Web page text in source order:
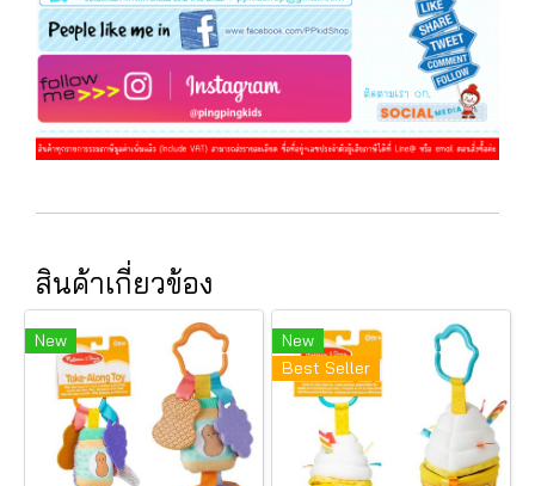
สินค้าเกี่ยวข้อง
New
New
Best Seller